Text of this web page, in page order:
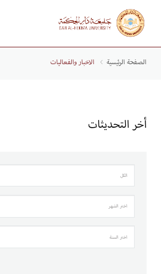
الصفحة الرئيسية الاخبار والفعاليات
أخر التحديثات
الكل
اختر الشهر
اختر السنة